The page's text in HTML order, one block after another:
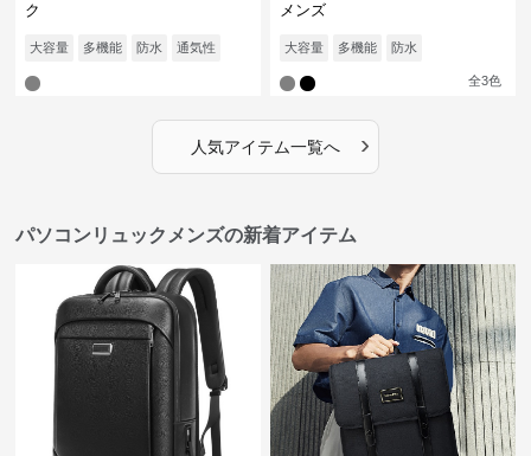
ク
大容量 多機能 防水 通気性
メンズ
大容量 多機能 防水
全3色
人気アイテム一覧へ ›
パソコンリュックメンズの新着アイテム